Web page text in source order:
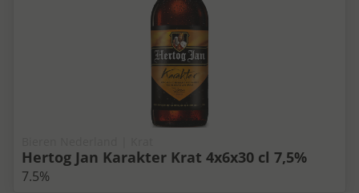
Hertog Jan Karakter Krat 4x6x30 cl 7,5%
7.5%